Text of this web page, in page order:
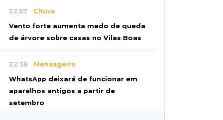
22:57 Chuva
Vento forte aumenta medo de queda
de árvore sobre casas no Vilas Boas
22:38 Mensageiro
WhatsApp deixará de funcionar em
aparelhos antigos a partir de
setembro